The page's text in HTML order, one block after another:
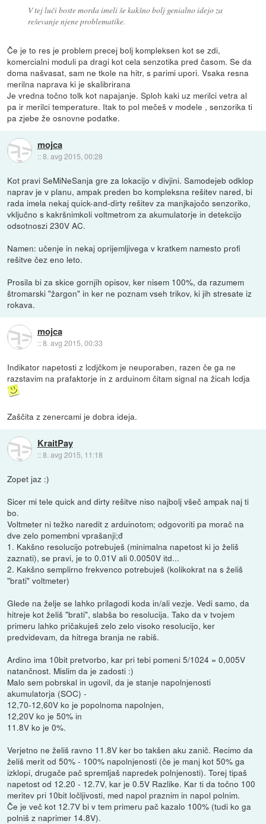
V tej luči boste morda imeli še kakšno bolj genialno idejo za
reševanje njene problematike.
Če je to res je problem precej bolj kompleksen kot se zdi,
komercialni moduli pa dragi kot cela senzotika pred časom. Se da
doma našvasat, sam ne tkole na hitr, s parimi upori. Vsaka resna
merilna naprava ki je skalibrirana
Je vredna točno tolk kot napajanje. Sploh kaki uz merilci vetra al
pa ir merilci temperature. Itak to pol mečeš v modele , senzorika ti
pa zjebe že osnovne podatke.
mojca
::8. avg 2015, 00:28
Kot pravi SeMiNeSanja gre za lokacijo v divjini. Samodejeb odklop
naprav je v planu, ampak preden bo kompleksna rešitev nared, bi
rada imela nekaj quick-and-dirty rešitev za manjkajočo senzoriko,
vključno s kakršnimkoli voltmetrom za akumulatorje in detekcijo
odsotnoszi 230V AC.
Namen: učenje in nekaj oprijemljivega v kratkem namesto profi
rešitve čez eno leto.
Prosila bi za skice gornjih opisov, ker nisem 100%, da razumem
štromarski "žargon" in ker ne poznam vseh trikov, ki jih stresate iz
rokava.
mojca
::8. avg 2015, 00:33
Indikator napetosti z lcdjčkom je neuporaben, razen če ga ne
razstavim na prafaktorje in z arduinom čitam signal na žicah lcdja
Zaščita z zenercami je dobra ideja.
KraitPay
::8. avg 2015, 11:18
Zopet jaz :)
Sicer mi tele quick and dirty rešitve niso najbolj všeč ampak naj ti
bo.
Voltmeter ni težko naredit z arduinotom; odgovoriti pa morač na
dve zelo pomembni vprašanji;đ
1. Kakšno resolucijo potrebuješ (minimalna napetost ki jo želiš
zaznati), se pravi, je to 0.01V ali 0.0050V itd...
2. Kakšno semplirno frekvenco potrebuješ (kolikokrat na s želiš
"brati" voltmeter)
Glede na želje se lahko prilagodi koda in/ali vezje. Vedi samo, da
hitreje kot želiš "brati", slabša bo resolucija. Tako da v tvojem
primeru lahko pričakuješ zelo zelo visoko resolucijo, ker
predvidevam, da hitrega branja ne rabiš.
Ardino ima 10bit pretvorbo, kar pri tebi pomeni 5/1024 = 0,005V
natančnost. Mislim da je zadosti :)
Malo sem pobrskal in ugovil, da je stanje napolnjenosti
akumulatorja (SOC) -
12,70-12,60V ko je popolnoma napolnjen,
12,20V ko je 50% in
11.8V ko je 0%.
Verjetno ne želiš ravno 11.8V ker bo takšen aku zanič. Recimo da
želiš merit od 50% - 100% napolnjenosti (če je manj kot 50% ga
izklopi, drugače pač spremljaš napredek polnjenosti). Torej tipaš
napetost od 12.20 - 12.7V, kar je 0.5V Razlike. Kar ti da točno 100
meritev pri 10bit ločljivosti, med napol praznim in napol polnim.
Če je več kot 12.7V bi v tem primeru pač kazalo 100% (tudi ko ga
polniš z naprimer 14.8V).